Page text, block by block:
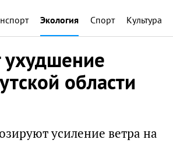
Экология Спорт Культура
ухудшение
области
усиление ветра на